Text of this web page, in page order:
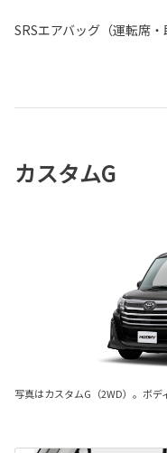
SRSエアバッグ（運転席・
カスタムG
写真はカスタムG（2WD）。ボデ